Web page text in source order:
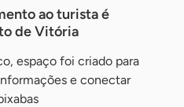
ao turista é
de Vitória
espaço foi criado para
e conectar